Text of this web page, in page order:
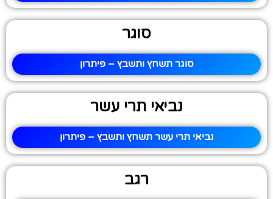
סוגר
סוגר תשחץ ותשבץ – פיתרון
נביאי תרי עשר
נביאי תרי עשר תשחץ ותשבץ – פיתרון
רגב